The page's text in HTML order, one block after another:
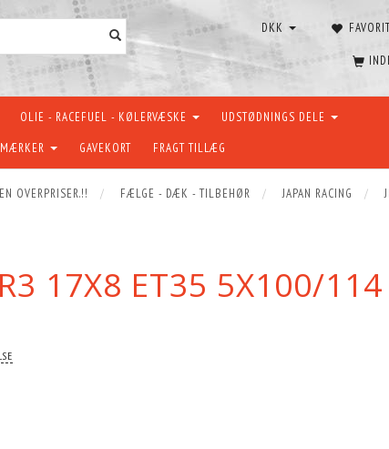
DKK
OLIE - RACEFUEL - KØLERVÆSKE UDSTØDNINGS DELE
GAVEKORT FRAGT TILLÆG
OVERPRISER.!! FÆLGE - DÆK - TILBEHØR JAPAN RACING
17X8 ET35 5X100/